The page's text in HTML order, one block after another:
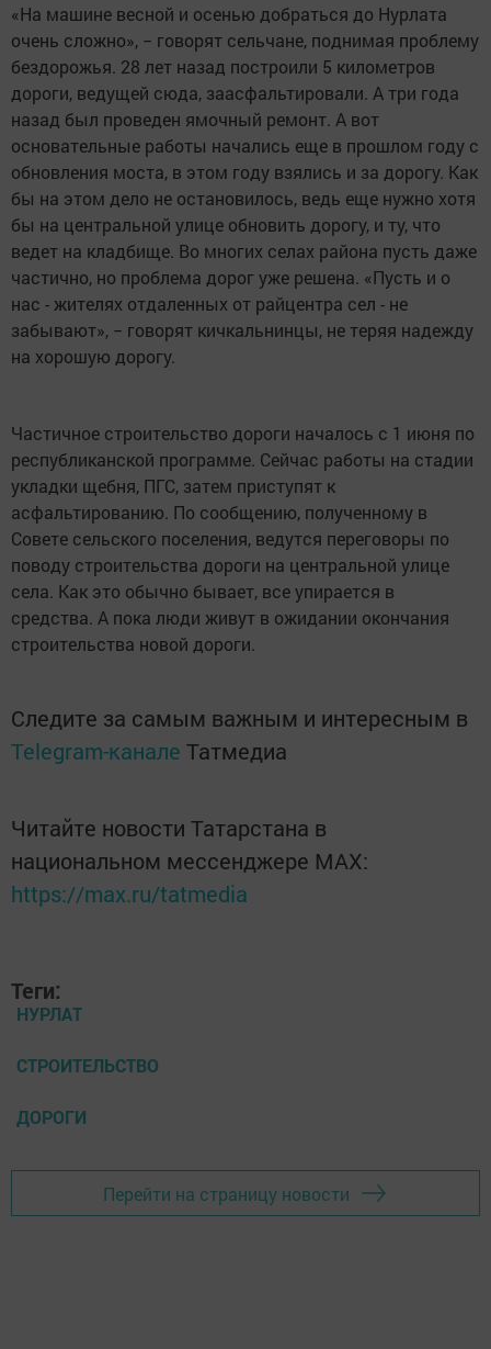
«На машине весной и осенью добраться до Нурлата
очень сложно», − говорят сельчане, поднимая проблему
бездорожья. 28 лет назад построили 5 километров
дороги, ведущей сюда, заасфальтировали. А три года
назад был проведен ямочный ремонт. А вот
основательные работы начались еще в прошлом году с
обновления моста, в этом году взялись и за дорогу. Как
бы на этом дело не остановилось, ведь еще нужно хотя
бы на центральной улице обновить дорогу, и ту, что
ведет на кладбище. Во многих селах района пусть даже
частично, но проблема дорог уже решена. «Пусть и о
нас - жителях отдаленных от райцентра сел - не
забывают», − говорят кичкальнинцы, не теряя надежду
на хорошую дорогу.
Частичное строительство дороги началось с 1 июня по
республиканской программе. Сейчас работы на стадии
укладки щебня, ПГС, затем приступят к
асфальтированию. По сообщению, полученному в
Совете сельского поселения, ведутся переговоры по
поводу строительства дороги на центральной улице
села. Как это обычно бывает, все упирается в
средства. А пока люди живут в ожидании окончания
строительства новой дороги.
Следите за самым важным и интересным в
Telegram-канале Татмедиа
Читайте новости Татарстана в
национальном мессенджере MАХ:
https://max.ru/tatmedia
Теги:
НУРЛАТ
СТРОИТЕЛЬСТВО
ДОРОГИ
Перейти на страницу новости